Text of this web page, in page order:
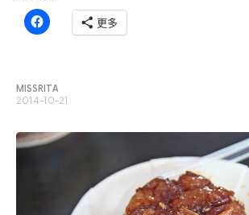
更多
MISSRITA
2014-10-21